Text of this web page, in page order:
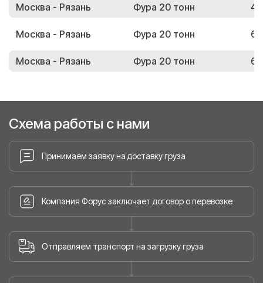
Москва - Рязань
Фура 20 тонн
Москва - Рязань Фура 20 тонн
Москва - Рязань Фура 20 тонн
Схема работы с нами
Принимаем заявку на доставку груза
Компания Форус заключает договор о перевозке
Отправляем транспорт на загрузку груза